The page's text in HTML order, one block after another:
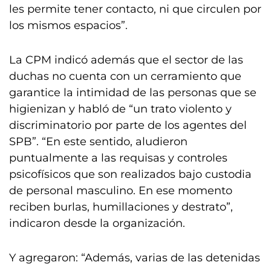
les permite tener contacto, ni que circulen por
los mismos espacios”.
La CPM indicó además que el sector de las
duchas no cuenta con un cerramiento que
garantice la intimidad de las personas que se
higienizan y habló de “un trato violento y
discriminatorio por parte de los agentes del
SPB”. “En este sentido, aludieron
puntualmente a las requisas y controles
psicofísicos que son realizados bajo custodia
de personal masculino. En ese momento
reciben burlas, humillaciones y destrato”,
indicaron desde la organización.
Y agregaron: “Además, varias de las detenidas